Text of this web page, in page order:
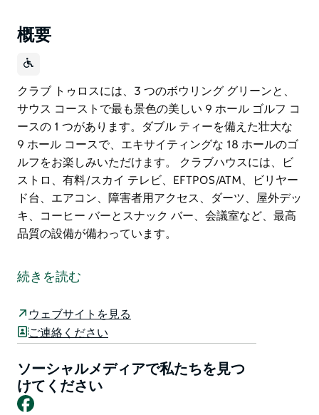
概要
クラブ トゥロスには、3 つのボウリング グリーンと、
サウス コーストで最も景色の美しい 9 ホール ゴルフ コ
ースの 1 つがあります。ダブル ティーを備えた壮大な
9 ホール コースで、エキサイティングな 18 ホールのゴ
ルフをお楽しみいただけます。 クラブハウスには、ビ
ストロ、有料/スカイ テレビ、EFTPOS/ATM、ビリヤー
ド台、エアコン、障害者用アクセス、ダーツ、屋外デッ
キ、コーヒー バーとスナック バー、会議室など、最高
品質の設備が備わっています。
サウス コーストで最も景色の美しい 9 ホール ゴルフ コ
ースの 1 つがあります。ダブル ティーを備えた壮大な
ルフをお楽しみいただけます。
EFTPOS/ATM、ビリヤード台、エアコン、障害者用アク
セス、ダーツ、屋外デッキ、コーヒー バーとスナック
バー、会議室など、最高品質の設備が備わっています。
続きを読む
ウェブサイトを見る
ご連絡ください
ソーシャルメディアで私たちを見つ
けてください
Facebook